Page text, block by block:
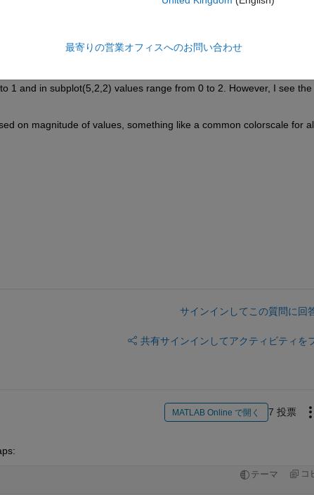
all subplots even if the magnitude of values differ in each case.
1 and in subplot(5,2,2) values range from 0 to 2. However, I see the
on magnitude of values, something like a common colorscale for
サインインしてこの質問に回
共有サインインしてアクティビティを
MATLAB Online で開く 7 投票
テーマ コ
最寄りの営業オフィスへのお問い合わせ